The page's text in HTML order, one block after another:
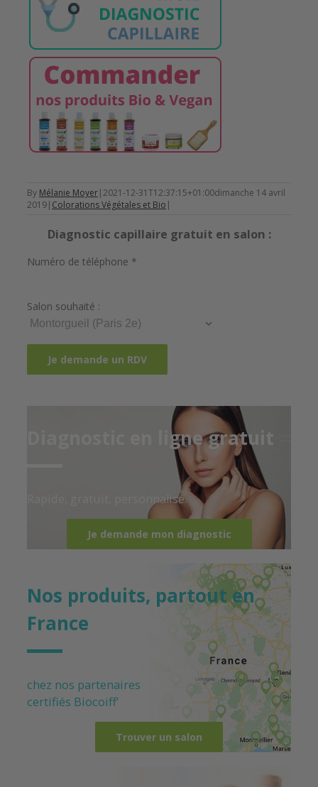
By Mélanie Moyer|2021-12-31T12:37:15+01:00dimanche 14 avril
2019| Colorations Végétales et Bio |
Diagnostic capillaire gratuit en salon :
Numéro de téléphone *
Salon souhaité :
Diagnostic en ligne gratuit
Rapide, gratuit, personnalisé.
Je demande mon diagnostic
Nos produits, partout en
France
chez nos partenaires
certifiés Biocoiff’
Trouver un salon